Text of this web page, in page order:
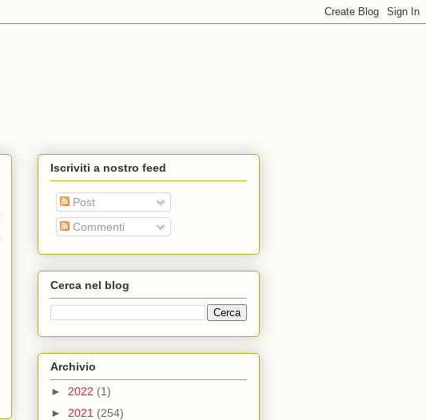
Iscriviti a nostro feed
Post
Commenti
Cerca nel blog
Archivio
► 2022 (1)
► 2021 (254)